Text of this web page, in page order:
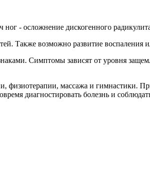
Также возможно развитие воспаления
Симптомы зависят от уровня
физиотерапии, массажа и гимнастики.
диагностировать болезнь и